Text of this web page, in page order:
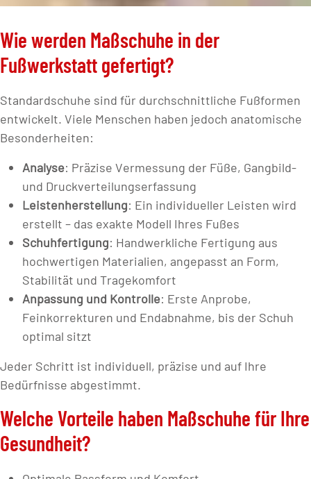
Wie werden Maßschuhe in der
Fußwerkstatt gefertigt?
Standardschuhe sind für durchschnittliche Fußformen
entwickelt. Viele Menschen haben jedoch anatomische
Besonderheiten:
Analyse: Präzise Vermessung der Füße, Gangbild-
und Druckverteilungserfassung
Leistenherstellung: Ein individueller Leisten wird
erstellt – das exakte Modell Ihres Fußes
Schuhfertigung: Handwerkliche Fertigung aus
hochwertigen Materialien, angepasst an Form,
Stabilität und Tragekomfort
Anpassung und Kontrolle: Erste Anprobe,
Feinkorrekturen und Endabnahme, bis der Schuh
optimal sitzt
Jeder Schritt ist individuell, präzise und auf Ihre
Bedürfnisse abgestimmt.
Welche Vorteile haben Maßschuhe für Ihre
Gesundheit?